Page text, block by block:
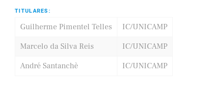
TITULARES:
Guilherme Pimentel Telles
IC/UNICAMP
Marcelo da Silva Reis
IC/UNICAMP
André Santanchè
IC/UNICAMP